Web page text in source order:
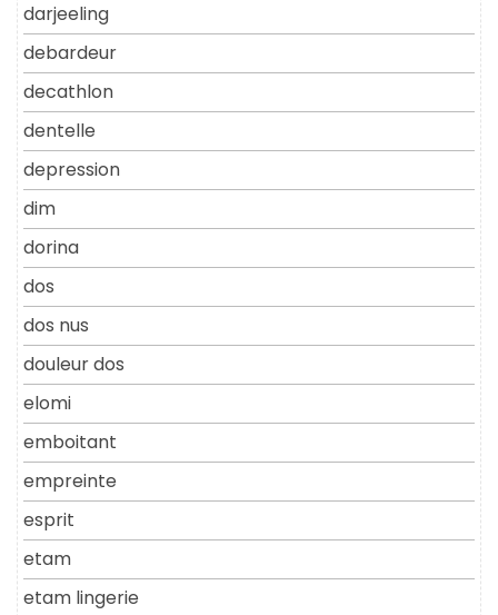
darjeeling
debardeur
decathlon
dentelle
depression
dim
dorina
dos
dos nus
douleur dos
elomi
emboitant
empreinte
esprit
etam
etam lingerie